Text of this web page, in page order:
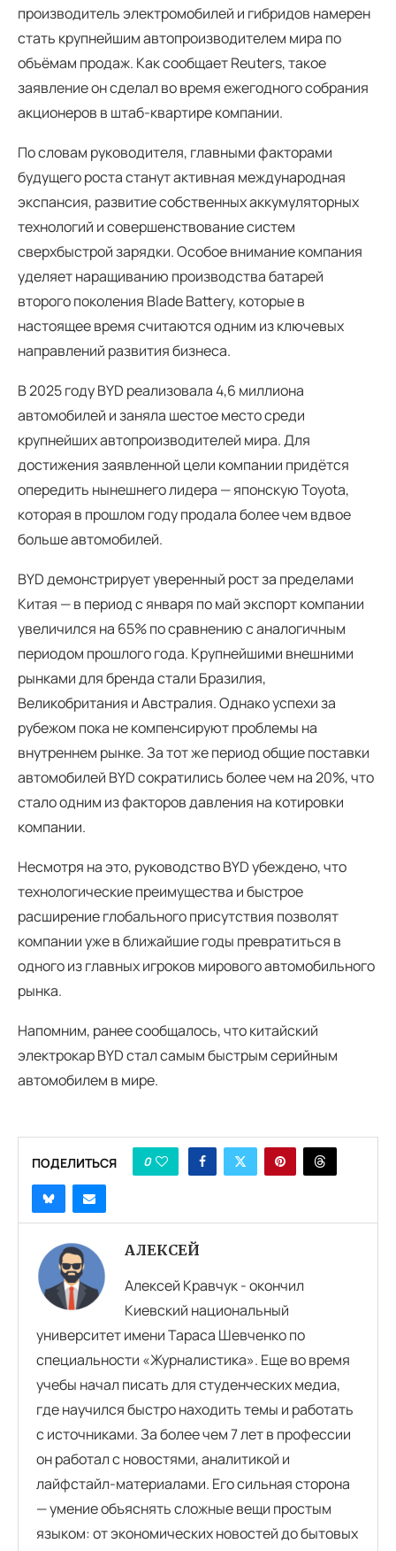
производитель электромобилей и гибридов намерен
стать крупнейшим автопроизводителем мира по
объёмам продаж. Как сообщает Reuters, такое
заявление он сделал во время ежегодного собрания
акционеров в штаб-квартире компании.
По словам руководителя, главными факторами
будущего роста станут активная международная
экспансия, развитие собственных аккумуляторных
технологий и совершенствование систем
сверхбыстрой зарядки. Особое внимание компания
уделяет наращиванию производства батарей
второго поколения Blade Battery, которые в
настоящее время считаются одним из ключевых
направлений развития бизнеса.
В 2025 году BYD реализовала 4,6 миллиона
автомобилей и заняла шестое место среди
крупнейших автопроизводителей мира. Для
достижения заявленной цели компании придётся
опередить нынешнего лидера — японскую Toyota,
которая в прошлом году продала более чем вдвое
больше автомобилей.
BYD демонстрирует уверенный рост за пределами
Китая — в период с января по май экспорт компании
увеличился на 65% по сравнению с аналогичным
периодом прошлого года. Крупнейшими внешними
рынками для бренда стали Бразилия,
Великобритания и Австралия. Однако успехи за
рубежом пока не компенсируют проблемы на
внутреннем рынке. За тот же период общие поставки
автомобилей BYD сократились более чем на 20%, что
стало одним из факторов давления на котировки
компании.
Несмотря на это, руководство BYD убеждено, что
технологические преимущества и быстрое
расширение глобального присутствия позволят
компании уже в ближайшие годы превратиться в
одного из главных игроков мирового автомобильного
рынка.
Напомним, ранее сообщалось, что китайский
электрокар BYD стал самым быстрым серийным
автомобилем в мире.
ПОДЕЛИТЬСЯ 0
АЛЕКСЕЙ
Алексей Кравчук - окончил
Киевский национальный
университет имени Тараса Шевченко по
специальности «Журналистика». Еще во время
учебы начал писать для студенческих медиа,
где научился быстро находить темы и работать
с источниками. За более чем 7 лет в профессии
он работал с новостями, аналитикой и
лайфстайл-материалами. Его сильная сторона
— умение объяснять сложные вещи простым
языком: от экономических новостей до бытовых